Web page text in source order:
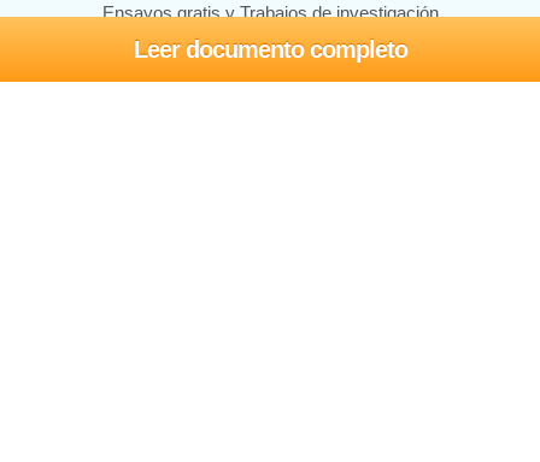
Leer documento completo
Ensayos gratis y Trabajos de investigación